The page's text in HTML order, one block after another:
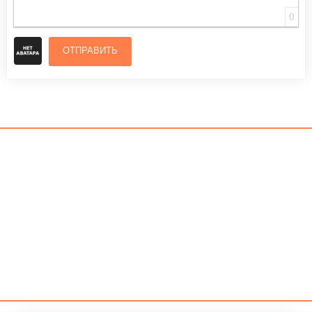
0
ОТПРАВИТЬ